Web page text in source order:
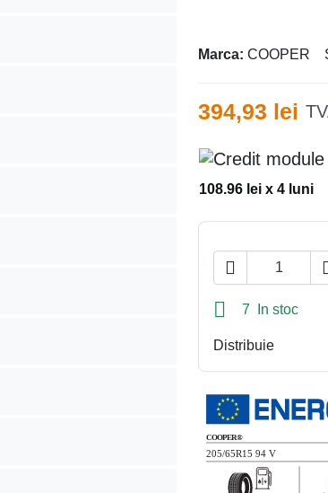
Marca: COOPER
394,93 lei
108.96 lei x 4 luni

 7 In stoc
Distribuie